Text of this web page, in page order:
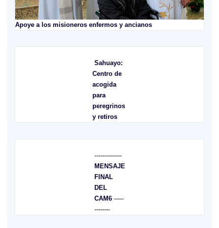
Apoye a los misioneros enfermos y ancianos
Sahuayo:
Centro de
acogida
para
peregrinos
y retiros
--------------
MENSAJE
FINAL
DEL
CAM6-----
--------